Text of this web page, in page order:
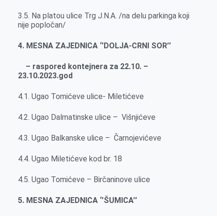
3.5. Na platou ulice Trg J.N.A. /na delu parkinga koji
nije popločan/
4. MESNA ZAJEDNICA ‘’DOLJA-CRNI SOR’’
– raspored kontejnera za 22.10. –
23.10.2023.god
4.1. Ugao Tomićeve ulice- Miletićeve
4.2. Ugao Dalmatinske ulice – Višnjićeve
4.3. Ugao Balkanske ulice – Čarnojevićeve
4.4. Ugao Miletićeve kod br. 18
4.5. Ugao Tomićeve – Birčaninove ulice
5. MESNA ZAJEDNICA ‘’ŠUMICA’’